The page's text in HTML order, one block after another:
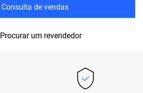
Consulta de vendas
Procurar um revendedor